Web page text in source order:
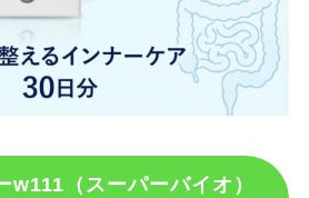
w111（スーパーバイオ）